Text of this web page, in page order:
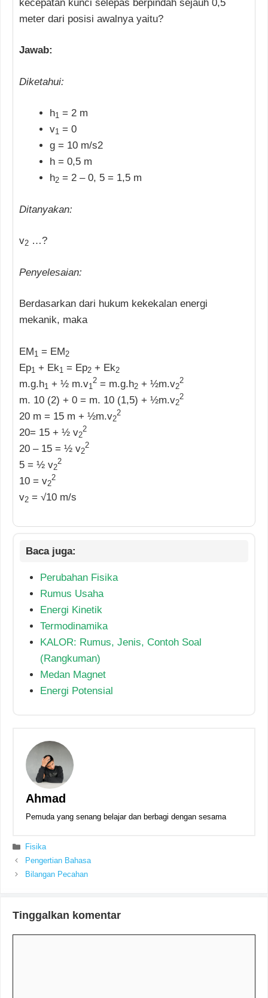
kecepatan kunci selepas berpindah sejauh 0,5
meter dari posisi awalnya yaitu?
Jawab:
Diketahui:
h1 = 2 m
v1 = 0
g = 10 m/s2
h = 0,5 m
h2 = 2 – 0, 5 = 1,5 m
Ditanyakan:
v2 …?
Penyelesaian:
Berdasarkan dari hukum kekekalan energi
mekanik, maka
EM1 = EM2
Ep1 + Ek1 = Ep2 + Ek2
m.g.h1 + ½ m.v1
2 = m.g.h2 + ½m.v2
2
m. 10 (2) + 0 = m. 10 (1,5) + ½m.v2
2
20 m = 15 m + ½m.v2
2
20= 15 + ½ v2
2
20 – 15 = ½ v2
2
5 = ½ v2
2
10 = v2
2
v2 = √10 m/s
Perubahan Fisika
Rumus Usaha
Energi Kinetik
Termodinamika
KALOR: Rumus, Jenis, Contoh Soal
(Rangkuman)
Medan Magnet
Energi Potensial
Ahmad
Pemuda yang senang belajar dan berbagi dengan sesama
Kategori
Fisika
Pengertian Bahasa
Bilangan Pecahan
Tinggalkan komentar